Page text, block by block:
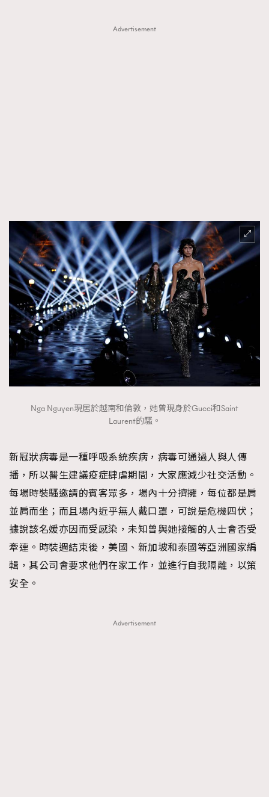
Advertisement
Nga Nguyen現居於越南和倫敦，她曾現身於Gucci和Saint
Laurent的騷。
新冠狀病毒是一種呼吸系統疾病，病毒可通過人與人傳
播，所以醫生建議疫症肆虐期間，大家應減少社交活動。
每場時裝騷邀請的賓客眾多，場內十分擠擁，每位都是肩
並肩而坐；而且場內近乎無人戴口罩，可說是危機四伏；
據說該名媛亦因而受感染，未知曾與她接觸的人士會否受
牽連。時裝週結束後，美國、新加坡和泰國等亞洲國家編
輯，其公司會要求他們在家工作，並進行自我隔離，以策
安全。
Advertisement